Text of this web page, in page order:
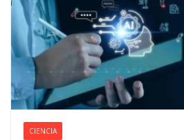
CIENCIA